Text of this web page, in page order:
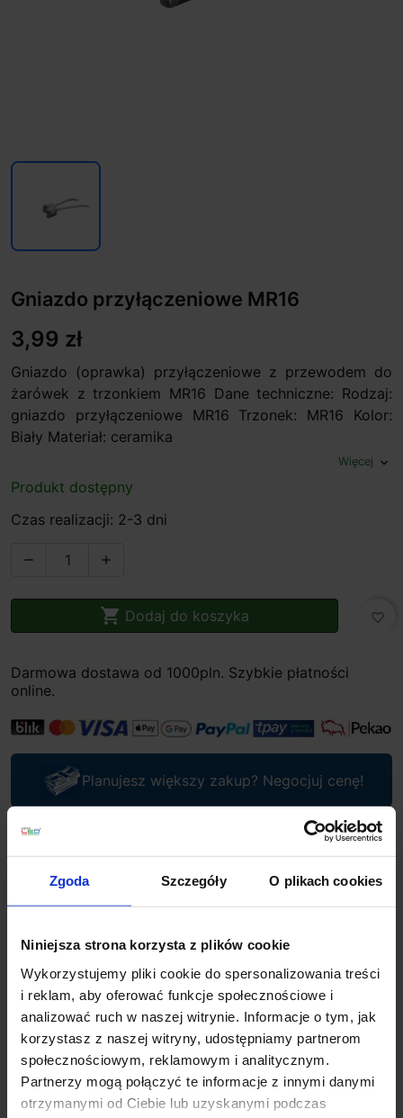
Zgoda Szczegóły O plikach cookies
Niniejsza strona korzysta z plików cookie
Wykorzystujemy pliki cookie do spersonalizowania treści
i reklam, aby oferować funkcje społecznościowe i
analizować ruch w naszej witrynie. Informacje o tym, jak
korzystasz z naszej witryny, udostępniamy partnerom
społecznościowym, reklamowym i analitycznym.
Partnerzy mogą połączyć te informacje z innymi danymi
otrzymanymi od Ciebie lub uzyskanymi podczas
Gniazdo przyłączeniowe MR16
3,99 zł
Gniazdo (oprawka) przyłączeniowe z przewodem do
żarówek z trzonkiem MR16 Dane techniczne: Rodzaj:
gniazdo przyłączeniowe MR16 Trzonek: MR16 Kolor:
Biały Materiał: ceramika
Więcej expand_more
Produkt dostępny
Czas realizacji: 2-3 dni
 
 Dodaj do koszyka favorite_border
Darmowa dostawa od 1000pln. Szybkie płatności
online.
Planujesz większy zakup? Negocjuj cenę!
Wsparcie techniczne
phone +48 694 000 777,+48 799 220 777
email sklep@salonled.pl
Metody płatności
Koszt dostawy